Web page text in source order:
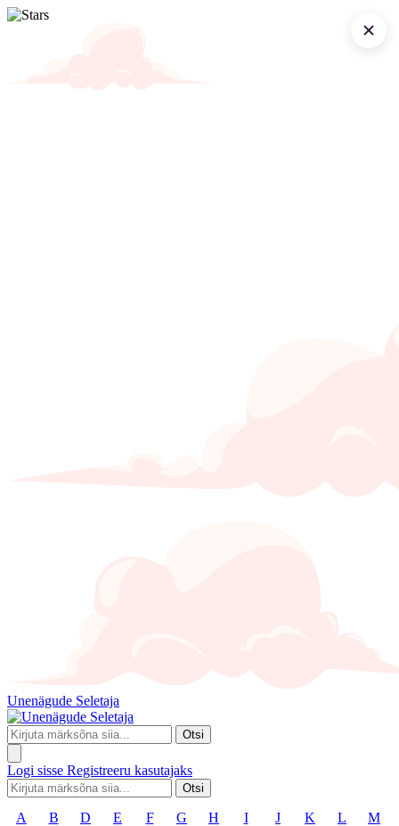
Unenägude Seletaja
Otsi
Logi sisse Registreeru kasutajaks
Otsi
A B D E F G H I J K L M